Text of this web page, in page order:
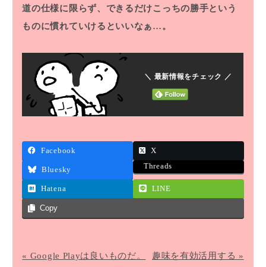
道の仕様に限らず、できるだけこっちの勝手という
ものに慣れていけるといいなぁ…。
＼ 最新情報をチェック ／
Facebook X
Bluesky Threads
Hatena LINE
Copy
« Google Playは良いものだ。 趣味を有効活用する »